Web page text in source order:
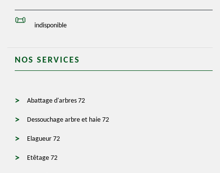
indisponible
NOS SERVICES
Abattage d'arbres 72
Dessouchage arbre et haie 72
Elagueur 72
Etêtage 72